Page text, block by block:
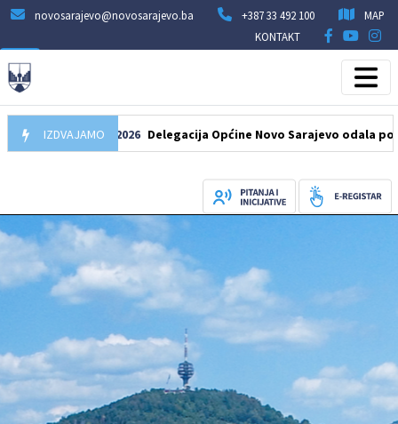
novosarajevo@novosarajevo.ba +387 33 492 100
MAP
KONTAKT
IZDVAJAMO
07.08.2026 Delegacija Općine Novo Sarajevo odala počast